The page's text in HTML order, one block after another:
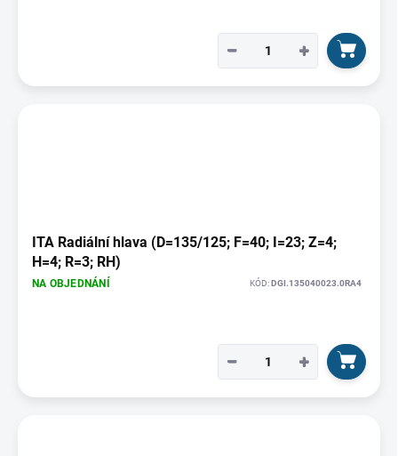
+
−
ITA Radiální hlava (D=135/125; F=40; I=23; Z=4;
H=4; R=3; RH)
NA OBJEDNÁNÍ KÓD:DGI.135040023.0RA4
+
−